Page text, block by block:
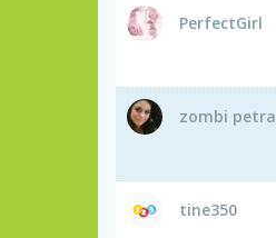
PerfectGirl
zombi petra
tine350